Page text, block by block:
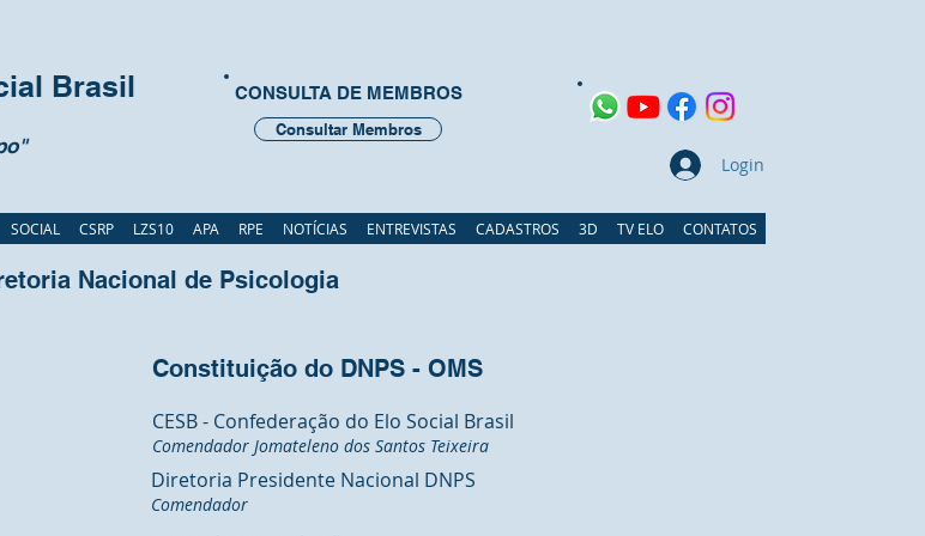
Brasil CONSULTA DE MEMBROS
Consultar Membros
Login
Nacional de Psicologia
Constituição do DNPS - OMS
CESB - Confederação do Elo Social Brasil
Comendador Jomateleno dos Santos Teixeira
Diretoria Presidente Nacional DNPS
Comendador
SOCIAL CSRP LZS10 APA RPE NOTÍCIAS ENTREVISTAS CADASTROS 3D TV ELO CONTATOS